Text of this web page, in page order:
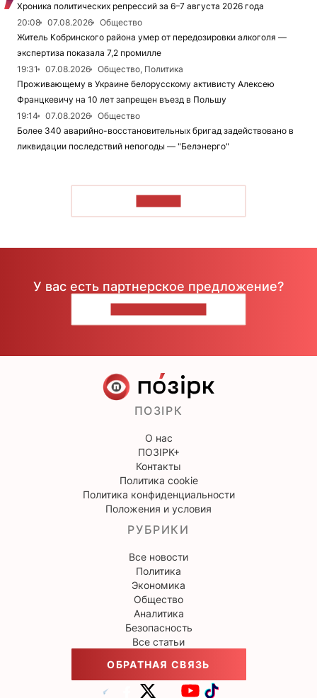
Хроника политических репрессий за 6–7 августа 2026 года
20:08
07.08.2026
Общество
Житель Кобринского района умер от передозировки алкоголя —
экспертиза показала 7,2 промилле
19:31
07.08.2026
Общество, Политика
Проживающему в Украине белорусскому активисту Алексею
Францкевичу на 10 лет запрещен въезд в Польшу
19:14
07.08.2026
Общество
Более 340 аварийно-восстановительных бригад задействовано в
ликвидации последствий непогоды — "Белэнерго"
У вас есть партнерское предложение?
ПОЗІРК
О нас
ПОЗІРК+
Контакты
Политика cookie
Политика конфиденциальности
Положения и условия
РУБРИКИ
Все новости
Политика
Экономика
Общество
Аналитика
Безопасность
Все статьи
ОБРАТНАЯ СВЯЗЬ